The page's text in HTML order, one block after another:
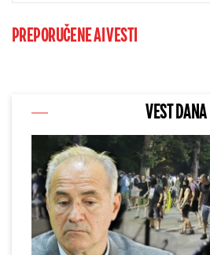
PREPORUČENE AI VESTI
VEST DANA